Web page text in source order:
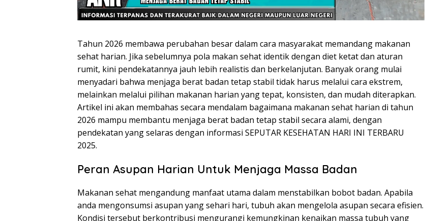
Tahun 2026 membawa perubahan besar dalam cara masyarakat memandang makanan
sehat harian. Jika sebelumnya pola makan sehat identik dengan diet ketat dan aturan
rumit, kini pendekatannya jauh lebih realistis dan berkelanjutan. Banyak orang mulai
menyadari bahwa menjaga berat badan tetap stabil tidak harus melalui cara ekstrem,
melainkan melalui pilihan makanan harian yang tepat, konsisten, dan mudah diterapkan.
Artikel ini akan membahas secara mendalam bagaimana makanan sehat harian di tahun
2026 mampu membantu menjaga berat badan tetap stabil secara alami, dengan
pendekatan yang selaras dengan informasi SEPUTAR KESEHATAN HARI INI TERBARU
2025.
Peran Asupan Harian Untuk Menjaga Massa Badan
Makanan sehat mengandung manfaat utama dalam menstabilkan bobot badan. Apabila
anda mengonsumsi asupan yang sehari hari, tubuh akan mengelola asupan secara efisien.
Kondisi tersebut berkontribusi mengurangi kemungkinan kenaikan massa tubuh yang